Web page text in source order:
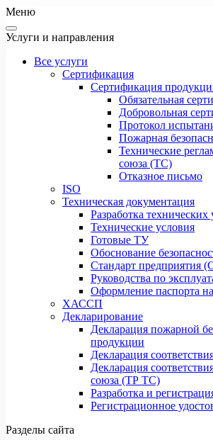
Меню
Услуги и направления
Все услуги
Сертификация
Сертификация
Обязательная
Добровольная
Протокол
Пожарная
Технические
союза (ТС)
Отказное письмо
ISO
Техническая документация
Разработка технических
Технические условия
Готовые ТУ
Обоснование
Стандарт предприятия
Руководства по
Оформление паспорта
ХАССП
Декларирование
Декларация пожарной
продукции
Декларация
Декларация
союза (ТР ТС)
Разработка и
Регистрационное
Разделы сайта